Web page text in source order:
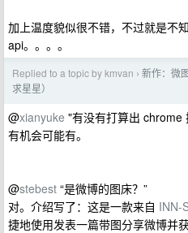
加上温度貌似很不错，不过就是不
api。。。。
Replied to a topic by kmvan › 新作：微
求星星）
@xianyuke "有没有打算出 chrome
有机会可能有。
@stebest “是微博的图床？”
对。介绍写了：这是一款来自 INN-
捷地使用发表一篇带图分享微博并